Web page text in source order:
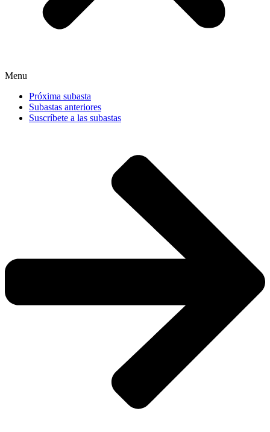
Menu
Próxima subasta
Subastas anteriores
Suscríbete a las subastas